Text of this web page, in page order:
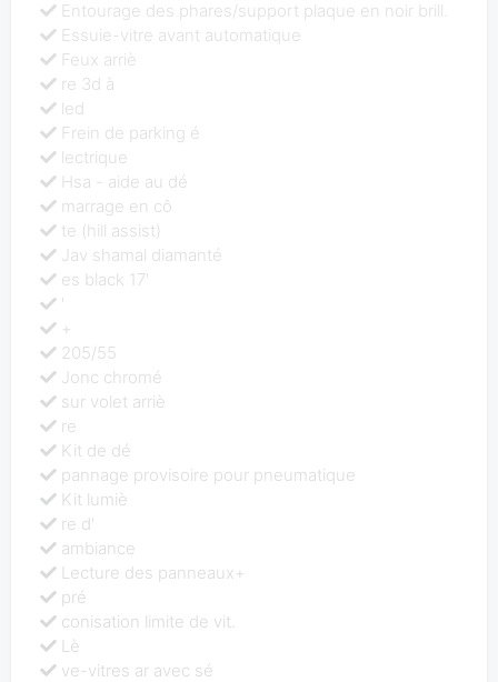
Entourage des phares/support plaque en noir brill.
Essuie-vitre avant automatique
Feux arriè
re 3d à
led
Frein de parking é
lectrique
Hsa - aide au dé
marrage en cô
te (hill assist)
Jav shamal diamanté
es black 17'
'
+
205/55
Jonc chromé
sur volet arriè
re
Kit de dé
pannage provisoire pour pneumatique
Kit lumiè
re d'
ambiance
Lecture des panneaux+
pré
conisation limite de vit.
Lè
ve-vitres ar avec sé